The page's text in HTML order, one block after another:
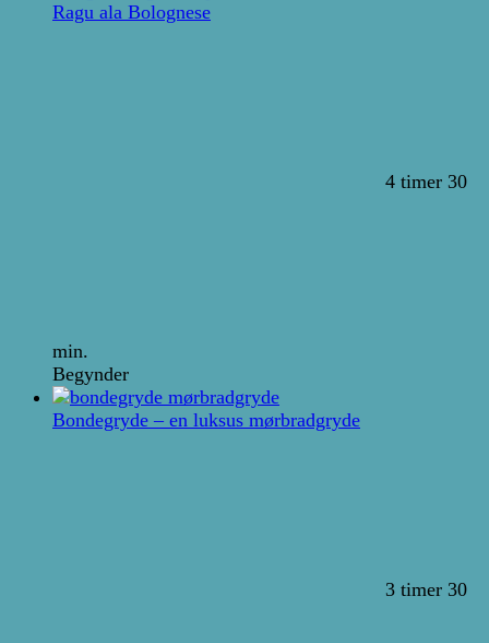
Ragu ala Bolognese
4 timer 30
min.
Begynder
Bondegryde – en luksus mørbradgryde
3 timer 30